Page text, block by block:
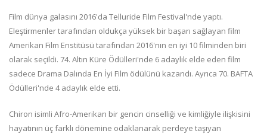
Film dünya galasını 2016'da Telluride Film Festival'nde yaptı.
Eleştirmenler tarafından oldukça yüksek bir başarı sağlayan film
Amerikan Film Enstitüsü tarafından 2016'nın en iyi 10 filminden biri
olarak seçildi. 74. Altın Küre Ödülleri'nde 6 adaylık elde eden film
sadece Drama Dalında En İyi Film ödülünü kazandı. Ayrıca 70. BAFTA
Ödülleri'nde 4 adaylık elde etti.
Chiron isimli Afro-Amerikan bir gencin cinselliği ve kimliğiyle ilişkisini
hayatının üç farklı dönemine odaklanarak perdeye taşıyan